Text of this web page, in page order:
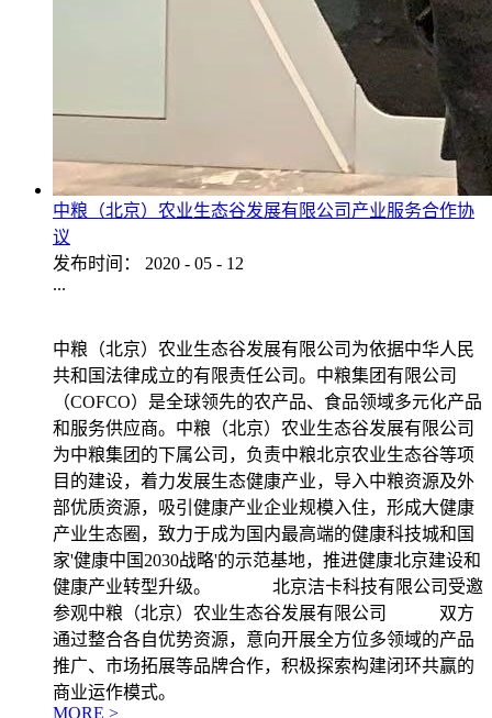
中粮（北京）农业生态谷发展有限公司产业服务合作协
议
发布时间：
2020 - 05 - 12
...
中粮（北京）农业生态谷发展有限公司为依据中华人民
共和国法律成立的有限责任公司。中粮集团有限公司
（COFCO）是全球领先的农产品、食品领域多元化产品
和服务供应商。中粮（北京）农业生态谷发展有限公司
为中粮集团的下属公司，负责中粮北京农业生态谷等项
目的建设，着力发展生态健康产业，导入中粮资源及外
部优质资源，吸引健康产业企业规模入住，形成大健康
产业生态圈，致力于成为国内最高端的健康科技城和国
家'健康中国2030战略'的示范基地，推进健康北京建设和
健康产业转型升级。 北京洁卡科技有限公司受邀
参观中粮（北京）农业生态谷发展有限公司 双方
通过整合各自优势资源，意向开展全方位多领域的产品
推广、市场拓展等品牌合作，积极探索构建闭环共赢的
商业运作模式。
MORE >